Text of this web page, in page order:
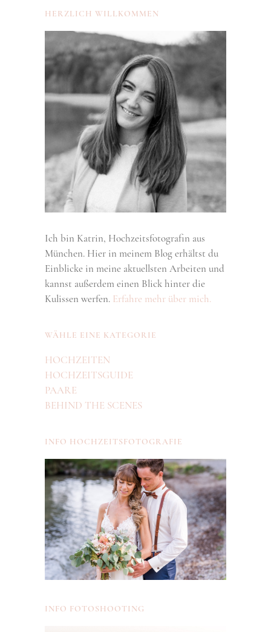
HERZLICH WILLKOMMEN
Ich bin Katrin, Hochzeitsfotografin aus
München. Hier in meinem Blog erhältst du
Einblicke in meine aktuellsten Arbeiten und
kannst außerdem einen Blick hinter die
Kulissen werfen. Erfahre mehr über mich.
WÄHLE EINE KATEGORIE
HOCHZEITEN
HOCHZEITSGUIDE
PAARE
BEHIND THE SCENES
INFO HOCHZEITSFOTOGRAFIE
INFO FOTOSHOOTING